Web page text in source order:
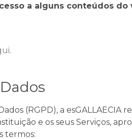
a alguns conteúdos do
.
(RGPD), a esGALLAECIA
e os seus Serviços,
termos: